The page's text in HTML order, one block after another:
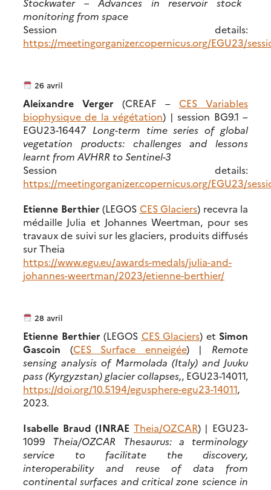
monitoring from space
Session details:
https://meetingorganizer.copernicus.org/EGU23/
26 avril
Aleixandre Verger (CREAF – CES Variables
biophysique de la végétation) | session BG9.1 –
EGU23-16447 Long-term time series of global
vegetation products: challenges and lessons
learnt from AVHRR to Sentinel-3
Session details:
https://meetingorganizer.copernicus.org/EGU23/
Etienne Berthier (LEGOS CES Glaciers) recevra la
médaille Julia et Johannes Weertman, pour ses
travaux de suivi sur les glaciers, produits diffusés
sur Theia
https://www.egu.eu/awards-medals/julia-and-
johannes-weertman/2023/etienne-berthier/
28 avril
Etienne Berthier (LEGOS CES Glaciers) et Simon
Gascoin (CES Surface enneigée) | Remote
sensing analysis of Marmolada (Italy) and Juuku
pass (Kyrgyzstan) glacier collapses,, EGU23-14011,
https://doi.org/10.5194/egusphere-egu23-14011,
2023.
Isabelle Braud (INRAE Theia/OZCAR) | EGU23-
1099 Theia/OZCAR Thesaurus: a terminology
service to facilitate the discovery,
interoperability and reuse of data from
continental surfaces and critical zone science in